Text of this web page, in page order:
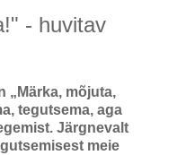
- huvitav
„Märka, mõjuta,
tegutsema, aga
Järgnevalt
meie